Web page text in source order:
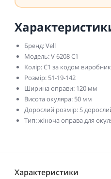
Бренд: Vell
Модель: V 6208 C1
Колір: C1 за кодом
Розмір: 51-19-142
Ширина оправи: 120 мм
Висота окуляра: 50 мм
Дорослий розмір: S
Тип: жіноча оправа для
Характеристики